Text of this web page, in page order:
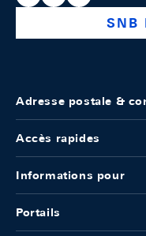
SNB
Adresse postale &
Accès rapides
Informations pour
Portails